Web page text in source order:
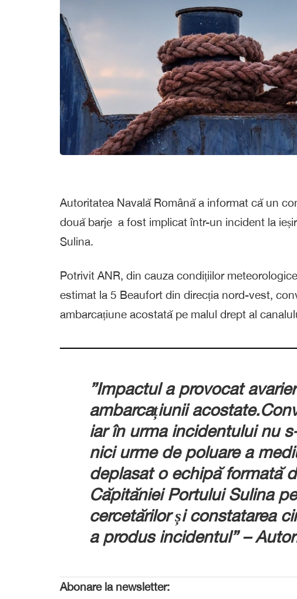
Autoritatea Navală Română a informat că un
două barje a fost implicat într-un incident la
Sulina.
Potrivit ANR, din cauza condițiilor
estimat la 5 Beaufort din direcția nord-vest,
ambarcațiune acostată pe malul drept al
”Impactul a provocat
ambarcațiunii
iar în urma incidentului nu
nici urme de poluare a
deplasat o echipă formată
Căpităniei Portului Sulina
cercetărilor și constatarea
a produs incidentul” –
Abonare la newsletter: